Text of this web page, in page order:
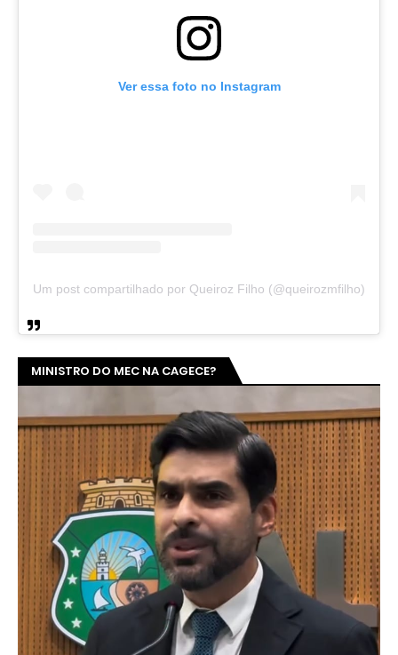
Ver essa foto no Instagram
Um post compartilhado por Queiroz Filho (@queirozmfilho)
MINISTRO DO MEC NA CAGECE?